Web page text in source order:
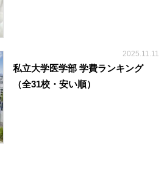
2025.11.11
私立大学医学部 学費ランキング
（全31校・安い順）